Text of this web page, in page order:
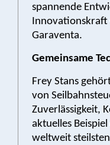
spannende
Innovationskraft
Garaventa.
Gemeinsame
Frey Stans
von
Zuverlässigkeit,
aktuelles
weltweit